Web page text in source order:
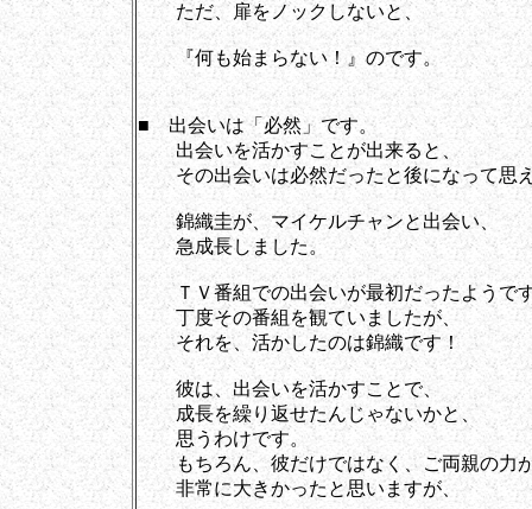
ただ、扉をノックしないと、
『何も始まらない！』のです。
■ 出会いは「必然」です。
出会いを活かすことが出来ると、
その出会いは必然だったと後になって思
錦織圭が、マイケルチャンと出会い、
急成長しました。
ＴＶ番組での出会いが最初だったようで
丁度その番組を観ていましたが、
それを、活かしたのは錦織です！
彼は、出会いを活かすことで、
成長を繰り返せたんじゃないかと、
思うわけです。
もちろん、彼だけではなく、ご両親の力
非常に大きかったと思いますが、